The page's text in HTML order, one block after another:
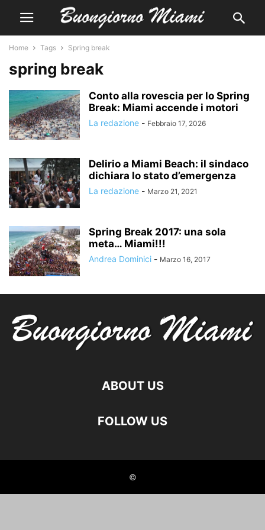
Home Tags Spring break
spring break
Conto alla rovescia per lo Spring
Break: Miami accende i motori
La redazione - Febbraio 17, 2026
Delirio a Miami Beach: il sindaco
dichiara lo stato d’emergenza
La redazione - Marzo 21, 2021
Spring Break 2017: una sola
meta… Miami!!!
Andrea Dominici - Marzo 16, 2017
ABOUT US
FOLLOW US
©